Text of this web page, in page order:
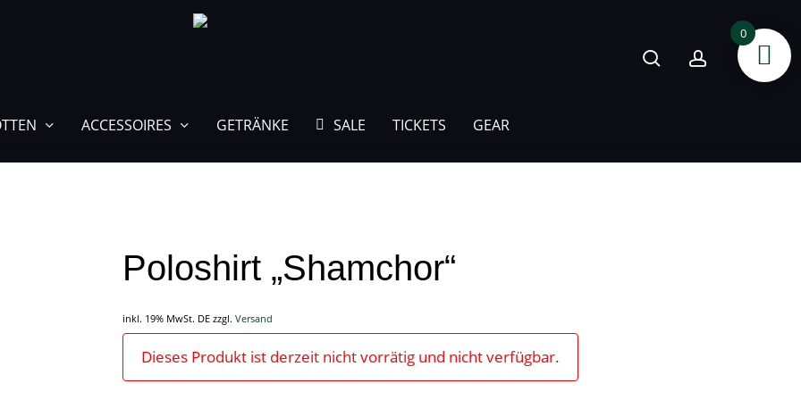
ACCESSOIRES GETRÄNKE SALE TICKETS GEAR
Poloshirt „Shamchor“
inkl. 19% MwSt. DE zzgl. Versand
Dieses Produkt ist derzeit nicht vorrätig und nicht verfügbar.
0